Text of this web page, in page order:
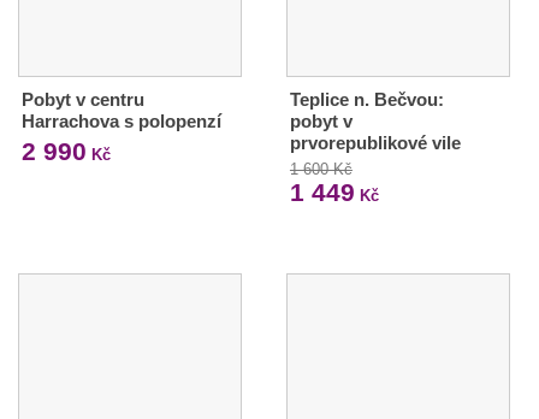
Pobyt v centru
Harrachova s polopenzí
2 990 Kč
Teplice n. Bečvou:
pobyt v
prvorepublikové vile
1 600 Kč
1 449 Kč